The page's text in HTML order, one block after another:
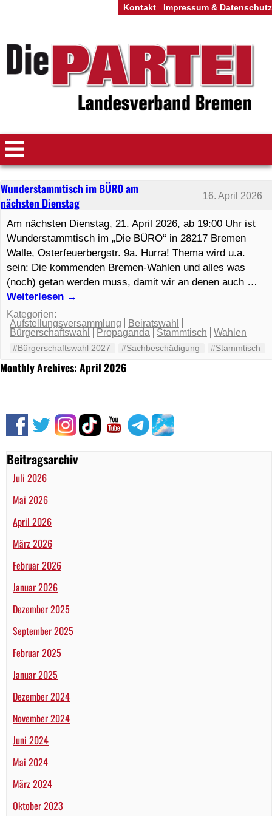
Beitragsarchiv
Juli 2026
Mai 2026
April 2026
März 2026
Februar 2026
Januar 2026
Dezember 2025
September 2025
Februar 2025
Januar 2025
Dezember 2024
November 2024
Juni 2024
Mai 2024
März 2024
Oktober 2023
Monthly Archives: April 2026
Wunderstammtisch im BÜRO am
nächsten Dienstag
16. April 2026
Am nächsten Dienstag, 21. April 2026, ab 19:00 Uhr ist
Wunderstammtisch im „Die BÜRO“ in 28217 Bremen
Walle, Osterfeuerbergstr. 9a. Hurra! Thema wird u.a.
sein: Die kommenden Bremen-Wahlen und alles was
(noch) getan werden muss, damit wir an denen auch …
Weiterlesen →
Kategorien:
Aufstellungsversammlung
Beiratswahl
Bürgerschaftswahl
Propaganda Stammtisch Wahlen
#Bürgerschaftswahl 2027 #Sachbeschädigung #Stammtisch
Kontakt Impressum & Datenschutz